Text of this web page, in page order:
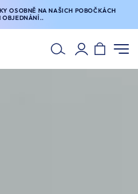
OSOBNĚ NA NAŠICH POBOČKÁCH
OBJEDNÁNÍ..